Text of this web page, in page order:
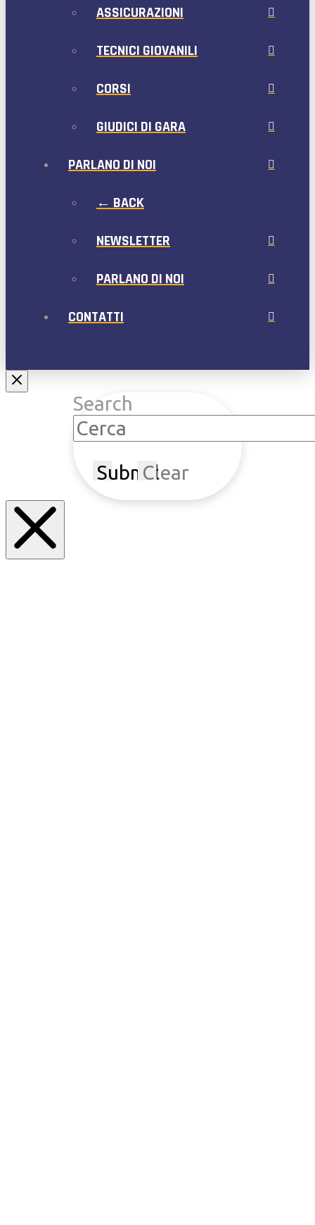
ASSICURAZIONI
TECNICI GIOVANILI
CORSI
GIUDICI DI GARA
PARLANO DI NOI
← BACK
NEWSLETTER
PARLANO DI NOI
CONTATTI
Search
SubmitClear